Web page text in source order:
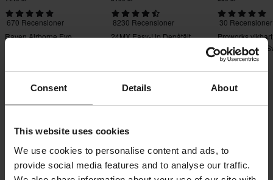
Consent Details About
This website uses cookies
We use cookies to personalise content and ads, to
provide social media features and to analyse our traffic.
670 Recensioner
Raven Airborne Evo
8230 Recensioner
24MX Easy-Up Depåtält
30 Recensioner
Proworks
180x70x74cm
Frakt & Leverans
Integritetspolicy
Returer
Ångerrätt
Orderstatus
Reklamationer & Klagomål